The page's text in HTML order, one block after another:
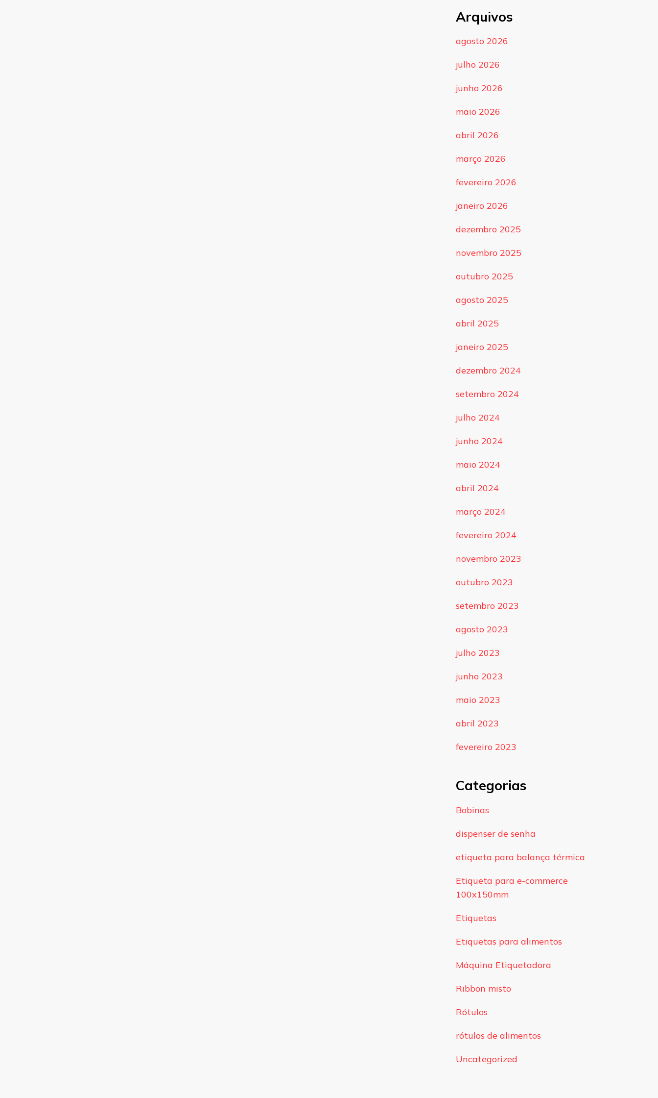
Arquivos
agosto 2026
julho 2026
junho 2026
maio 2026
abril 2026
março 2026
fevereiro 2026
janeiro 2026
dezembro 2025
novembro 2025
outubro 2025
agosto 2025
abril 2025
janeiro 2025
dezembro 2024
setembro 2024
julho 2024
junho 2024
maio 2024
abril 2024
março 2024
fevereiro 2024
novembro 2023
outubro 2023
setembro 2023
agosto 2023
julho 2023
junho 2023
maio 2023
abril 2023
fevereiro 2023
Categorias
Bobinas
dispenser de senha
etiqueta para balança térmica
Etiqueta para e-commerce
100x150mm
Etiquetas
Etiquetas para alimentos
Máquina Etiquetadora
Ribbon misto
Rótulos
rótulos de alimentos
Uncategorized